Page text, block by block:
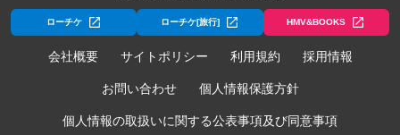
ローチケ ローチケ[旅行] HMV&BOOKS
会社概要 サイトポリシー 利用規約 採用情報
お問い合わせ 個人情報保護方針
個人情報の取扱いに関する公表事項及び同意事項